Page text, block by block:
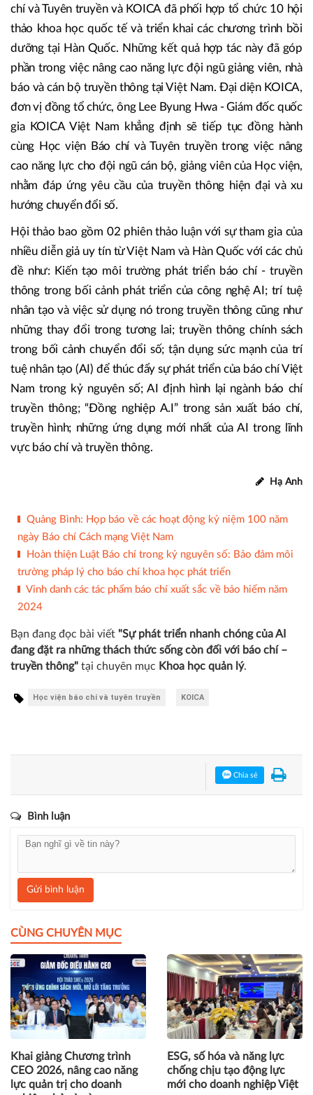
chí và Tuyên truyền và KOICA đã phối hợp tổ chức 10 hội
thảo khoa học quốc tế và triển khai các chương trình bồi
dưỡng tại Hàn Quốc. Những kết quả hợp tác này đã góp
phần trong việc nâng cao năng lực đội ngũ giảng viên, nhà
báo và cán bộ truyền thông tại Việt Nam. Đại diện KOICA,
đơn vị đồng tổ chức, ông Lee Byung Hwa - Giám đốc quốc
gia KOICA Việt Nam khẳng định sẽ tiếp tục đồng hành
cùng Học viện Báo chí và Tuyên truyền trong việc nâng
cao năng lực cho đội ngũ cán bộ, giảng viên của Học viện,
nhằm đáp ứng yêu cầu của truyền thông hiện đại và xu
hướng chuyển đổi số.
Hội thảo bao gồm 02 phiên thảo luận với sự tham gia của
nhiều diễn giả uy tín từ Việt Nam và Hàn Quốc với các chủ
đề như: Kiến tạo môi trường phát triển báo chí - truyền
thông trong bối cảnh phát triển của công nghệ AI; trí tuệ
nhân tạo và việc sử dụng nó trong truyền thông cũng như
những thay đổi trong tương lai; truyền thông chính sách
trong bối cảnh chuyển đổi số; tận dụng sức mạnh của trí
tuệ nhân tạo (AI) để thúc đẩy sự phát triển của báo chí Việt
Nam trong kỷ nguyên số; AI định hình lại ngành báo chí
truyền thông; “Đồng nghiệp A.I” trong sản xuất báo chí,
truyền hình; những ứng dụng mới nhất của AI trong lĩnh
vực báo chí và truyền thông.
Hạ Anh
Quảng Bình: Họp báo về các hoạt động kỷ niệm 100 năm
ngày Báo chí Cách mạng Việt Nam
Hoàn thiện Luật Báo chí trong kỷ nguyên số: Bảo đảm môi
trường pháp lý cho báo chí khoa học phát triển
Vinh danh các tác phẩm báo chí xuất sắc về bảo hiểm năm
2024
Bạn đang đọc bài viết "Sự phát triển nhanh chóng của AI
đang đặt ra những thách thức sống còn đối với báo chí –
truyền thông" tại chuyên mục Khoa học quản lý.
Học viện báo chí và tuyên truyền KOICA
Chia sẻ
Bình luận
Gửi bình luận
CÙNG CHUYÊN MỤC
Khai giảng Chương trình
CEO 2026, nâng cao năng
lực quản trị cho doanh
ESG, số hóa và năng lực
chống chịu tạo động lực
mới cho doanh nghiệp Việt